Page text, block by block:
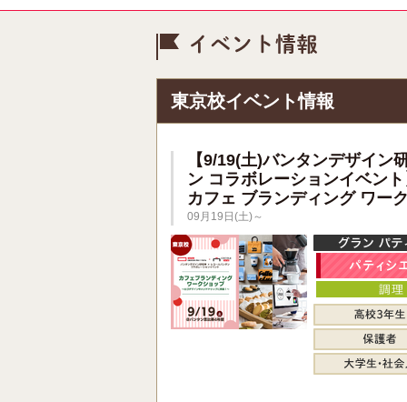
東京校イベント情報
【9/19(土)バンタンデザイン
ン コラボレーションイベン
カフェ ブランディング ワー
09月19日(土)～